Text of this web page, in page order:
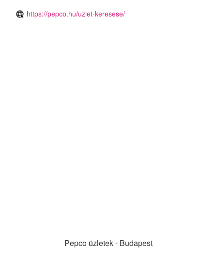
https://pepco.hu/uzlet-keresese/
Pepco üzletek - Budapest